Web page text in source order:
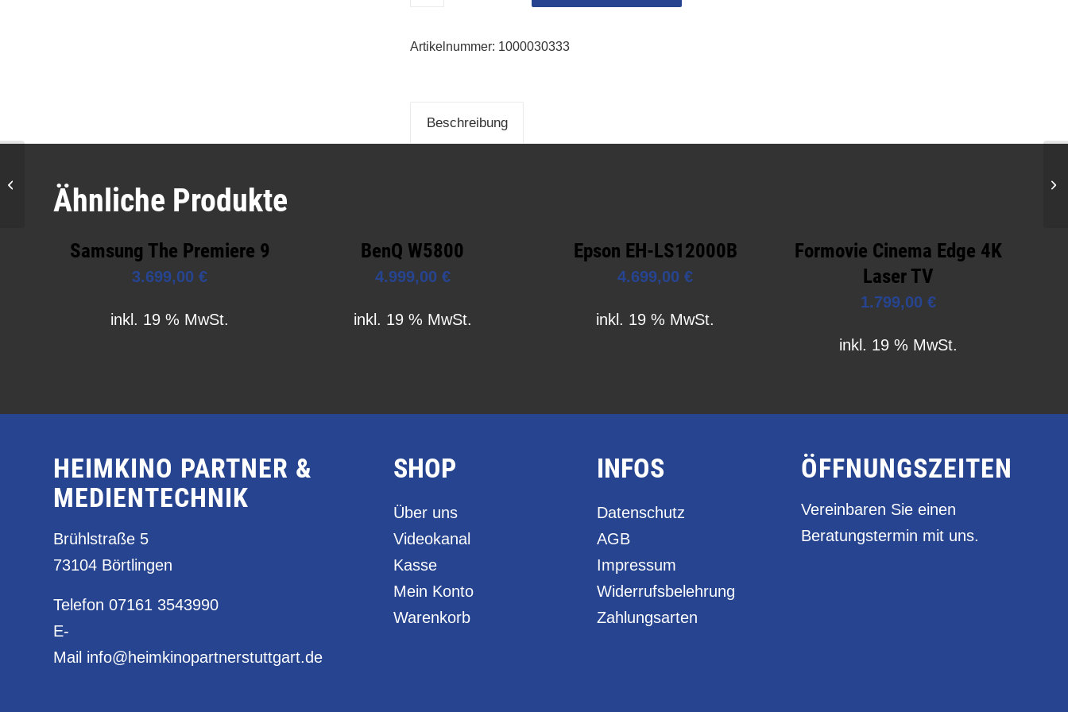
Artikelnummer: 1000030333
Beschreibung
Ähnliche Produkte
Samsung The Premiere 9
3.699,00€
inkl. 19 % MwSt.
BenQ W5800
4.999,00 €
inkl. 19 % MwSt.
Epson EH-LS12000B
4.699,00€
inkl. 19 % MwSt.
Formovie Cinema Edge 4K
Laser TV
1.799,00 €
inkl. 19 % MwSt.
HEIMKINO PARTNER &
MEDIENTECHNIK
Brühlstraße 5
73104 Börtlingen
Telefon 07161 3543990
E-
Mail info@heimkinopartnerstuttgart.de
SHOP
Über uns
Videokanal
Kasse
Mein Konto
Warenkorb
INFOS
Datenschutz
AGB
Impressum
Widerrufsbelehrung
Zahlungsarten
ÖFFNUNGSZEITEN
Vereinbaren Sie einen
Beratungstermin mit uns.
BenQ TK710STi